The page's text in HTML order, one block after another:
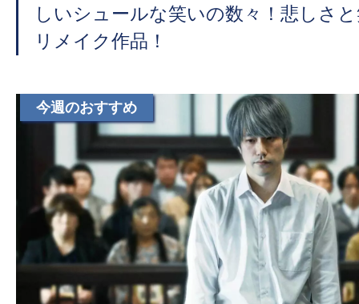
しいシュールな笑いの数々！悲しさ
リメイク作品！
今週のおすすめ